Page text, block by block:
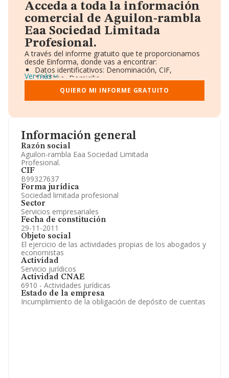
Información general
Razón social
Aguilon-rambla Eaa Sociedad Limitada
Profesional.
CIF
B99327637
Forma jurídica
Sociedad limitada profesional
Sector
Servicios empresariales
Fecha de constitución
29-11-2011
Objeto social
El ejercicio de las actividades propias de los abogados y
economistas
Actividad
Servicio jurídicos
Actividad CNAE
6910 - Actividades jurídicas
Estado de la empresa
Incumplimiento de la obligación de depósito de cuentas
Acceda a toda la información
comercial de Aguilon-rambla
Eaa Sociedad Limitada
Profesional.
A través del informe gratuito que te proporcionamos
desde Einforma, donde vas a encontrar:
Datos identificativos: Denominación, CIF,
Teléfono, Domicilio.
Informe Mercantil Completo (BORME).
Gráficos de Evolución Ventas y Empleados.
Consejo de Administración y Administradores.
Accionistas.
Artículos de prensa publicados sobre la empresa.
Información oficial y registral complementaria.
Ver más
QUIERO MI INFORME GRATUITO